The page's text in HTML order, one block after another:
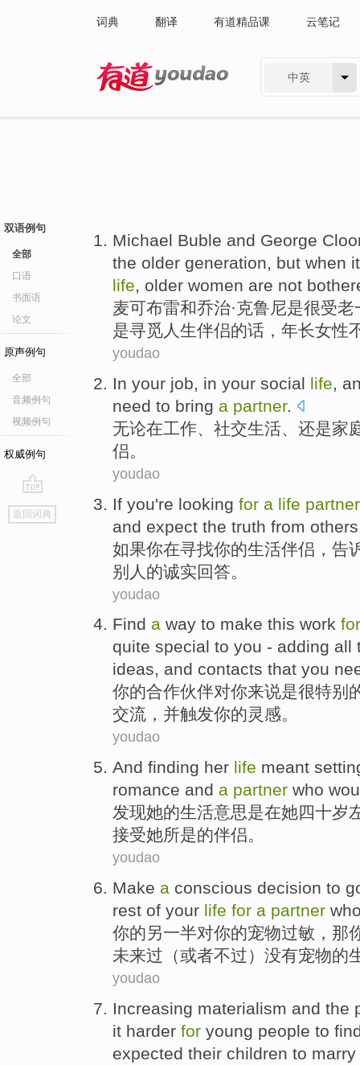
词典 翻译 有道精品课 云笔记
中英
双语例句
全部
口语
书面语
论文
原声例句
全部
音频例句
视频例句
权威例句
go
top
返回词典
Michael Buble and George
the older generation, but when
life, older women are not
麦可布雷和乔治·克鲁尼是很受老
是寻觅人生伴侣的话， 年长女性
youdao
In your job, in your social life,
need to bring a partner.
无论在工作、 社交生活、还是家
侣。
youdao
If you're looking for a life partner
and expect the truth from others
如果你在寻找你的生活伴侣 ， 告
别人 的诚实回答。
youdao
Find a way to make this work for
quite special to you - adding all
ideas, and contacts that you
你的合作伙伴对你来说是很特别
交流 ，并触发你的灵感。
youdao
And finding her life meant
romance and a partner who
发现她的生活意思是在她四十岁
接受她所是的伴侣。
youdao
Make a conscious decision to
rest of your life for a partner
你的另一半对你的宠物过敏 ， 那
未来过（或者不过）没有宠物的
youdao
Increasing materialism and the
it harder for young people to
expected their children to marry